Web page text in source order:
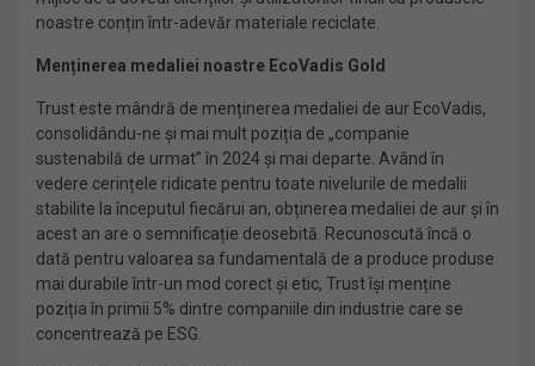
noastre conțin într-adevăr materiale reciclate.
Menținerea medaliei noastre EcoVadis Gold
Trust este mândră de menținerea medaliei de aur EcoVadis,
consolidându-ne și mai mult poziția de „companie
sustenabilă de urmat” în 2024 și mai departe. Având în
vedere cerințele ridicate pentru toate nivelurile de medalii
stabilite la începutul fiecărui an, obținerea medaliei de aur și în
acest an are o semnificație deosebită. Recunoscută încă o
dată pentru valoarea sa fundamentală de a produce produse
mai durabile într-un mod corect și etic, Trust își menține
poziția în primii 5% dintre companiile din industrie care se
concentrează pe ESG.